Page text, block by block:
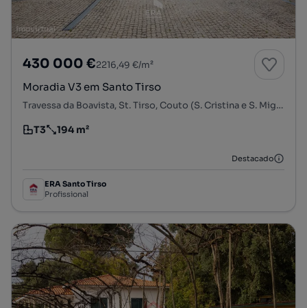
430 000 €2216,49 €/m²
Moradia V3 em Santo Tirso
Travessa da Boavista, St. Tirso, Couto (S. Cristina e S. Miguel) e Burgães, Santo Tirso, Porto
Tipologia
T3
Preço por metro quadrado
194 m²
Destacado
ERA Santo Tirso
Profissional